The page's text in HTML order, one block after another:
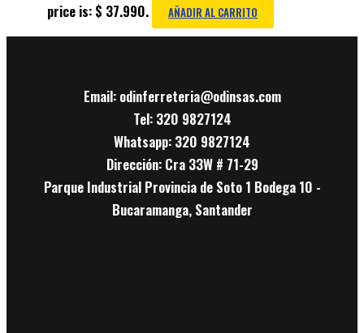
price is: $ 37.990.
AÑADIR AL CARRITO
Email: odinferreteria@odinsas.com
Tel: 320 9827124
Whatsapp: 320 9827124
Dirección: Cra 33W # 71-29
Parque Industrial Provincia de Soto 1 Bodega 10 -
Bucaramanga, Santander